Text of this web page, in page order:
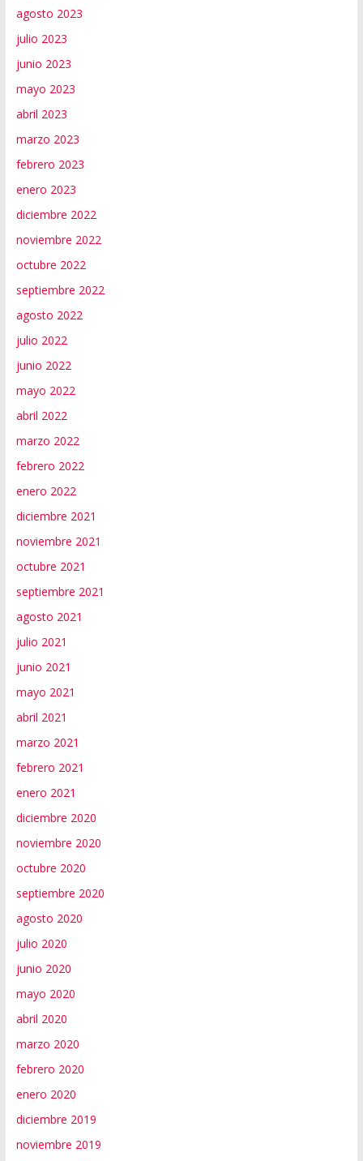
agosto 2023
julio 2023
junio 2023
mayo 2023
abril 2023
marzo 2023
febrero 2023
enero 2023
diciembre 2022
noviembre 2022
octubre 2022
septiembre 2022
agosto 2022
julio 2022
junio 2022
mayo 2022
abril 2022
marzo 2022
febrero 2022
enero 2022
diciembre 2021
noviembre 2021
octubre 2021
septiembre 2021
agosto 2021
julio 2021
junio 2021
mayo 2021
abril 2021
marzo 2021
febrero 2021
enero 2021
diciembre 2020
noviembre 2020
octubre 2020
septiembre 2020
agosto 2020
julio 2020
junio 2020
mayo 2020
abril 2020
marzo 2020
febrero 2020
enero 2020
diciembre 2019
noviembre 2019